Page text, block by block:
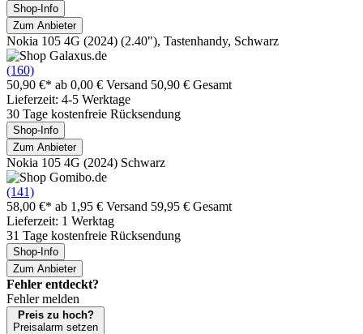
Shop-Info
Zum Anbieter
Nokia 105 4G (2024) (2.40"), Tastenhandy, Schwarz
(160)
50,90 €* ab 0,00 € Versand 50,90 € Gesamt
Lieferzeit: 4-5 Werktage
30 Tage kostenfreie Rücksendung
Shop-Info
Zum Anbieter
Nokia 105 4G (2024) Schwarz
(141)
58,00 €* ab 1,95 € Versand 59,95 € Gesamt
Lieferzeit: 1 Werktag
31 Tage kostenfreie Rücksendung
Shop-Info
Zum Anbieter
Fehler entdeckt?
Fehler melden
Preis zu hoch?
Preisalarm setzen